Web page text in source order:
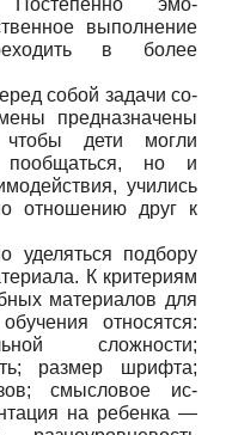
выполнение
в более
собой задачи со­
предназначены
дети могли
по­общаться, но и
учились
отношению друг к
уделяться подбору
К критериям
материалов для
относятся:
сложности;
размер шрифта;
смысловое ис­
на ребенка —